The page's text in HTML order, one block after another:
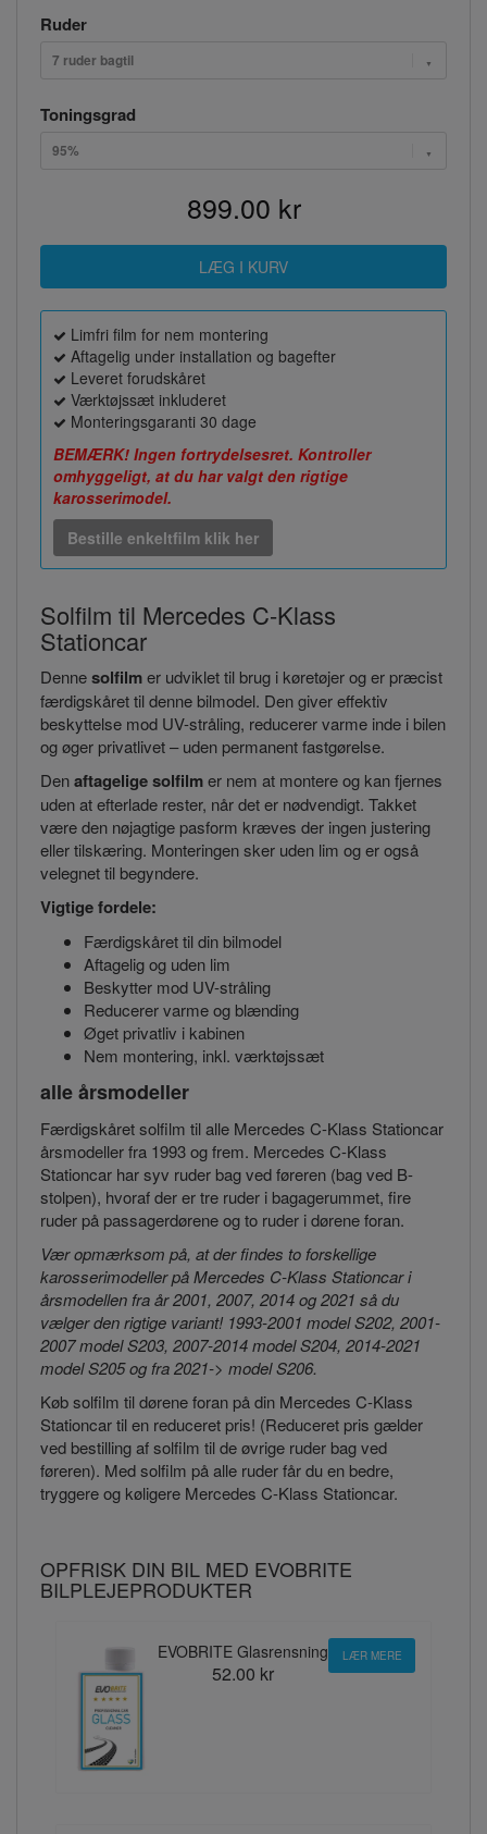
Ruder
7 ruder bagtil
Toningsgrad
95%
899.00 kr
Limfri film for nem montering
Aftagelig under installation og bagefter
Leveret forudskåret
Værktøjssæt inkluderet
Monteringsgaranti 30 dage
BEMÆRK! Ingen fortrydelsesret. Kontroller
omhyggeligt, at du har valgt den rigtige
karosserimodel.
Bestille enkeltfilm klik her
Solfilm til Mercedes C-Klass
Stationcar
Dennesolfilmer udviklet til brug i køretøjer og er præcist
færdigskåret til denne bilmodel. Den giver effektiv
beskyttelse mod UV-stråling, reducerer varme inde i bilen
og øger privatlivet – uden permanent fastgørelse.
Denaftagelige solfilmer nem at montere og kan fjernes
uden at efterlade rester, når det er nødvendigt. Takket
være den nøjagtige pasform kræves der ingen justering
eller tilskæring. Monteringen sker uden lim og er også
velegnet til begyndere.
Vigtige fordele:
Færdigskåret til din bilmodel
Aftagelig og uden lim
Beskytter mod UV-stråling
Reducerer varme og blænding
Øget privatliv i kabinen
Nem montering, inkl. værktøjssæt
alle årsmodeller
Færdigskåret solfilm til alle Mercedes C-Klass Stationcar
årsmodeller fra 1993 og frem. Mercedes C-Klass
Stationcar har syv ruder bag ved føreren (bag ved B-
stolpen), hvoraf der er tre ruder i bagagerummet, fire
ruder på passagerdørene og to ruder i dørene foran.
Vær opmærksom på, at der findes to forskellige
karosserimodeller på Mercedes C-Klass Stationcar i
årsmodellen fra år 2001, 2007, 2014 og 2021 så du
vælger den rigtige variant! 1993-2001 model S202, 2001-
2007 model S203, 2007-2014 model S204, 2014-2021
model S205 og fra 2021-> model S206.
Køb solfilm til dørene foran på din Mercedes C-Klass
Stationcar til en reduceret pris! (Reduceret pris gælder
ved bestilling af solfilm til de øvrige ruder bag ved
føreren). Med solfilm på alle ruder får du en bedre,
tryggere og køligere Mercedes C-Klass Stationcar.
OPFRISK DIN BIL MED EVOBRITE
BILPLEJEPRODUKTER
EVOBRITE Glasrensning
52.00 kr
LÆR MERE